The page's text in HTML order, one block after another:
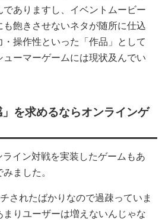
ありますし、イベントムービー
飽きさせないネタが随所に仕込
・操作性といった「作品」として
ーマーゲームには現状及んでい
」を求めるならオンラインゲ
イン対戦を実装したゲームもあ
ました。
されたばかりなので過疎っていま
りユーザーは増えないんじゃな